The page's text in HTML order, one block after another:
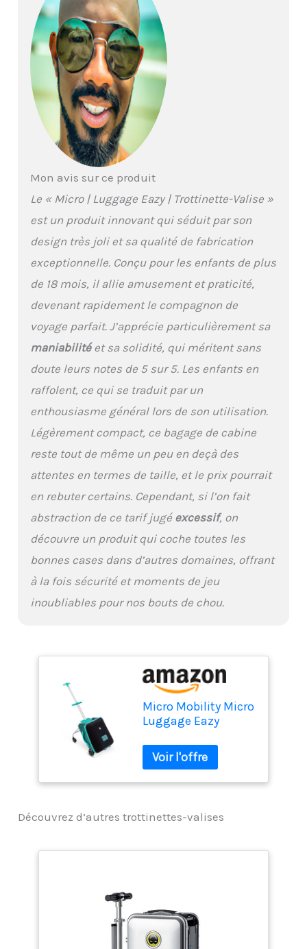
Mon avis sur ce produit
Le « Micro | Luggage Eazy | Trottinette-Valise »
est un produit innovant qui séduit par son
design très joli et sa qualité de fabrication
exceptionnelle. Conçu pour les enfants de plus
de 18 mois, il allie amusement et praticité,
devenant rapidement le compagnon de
voyage parfait. J’apprécie particulièrement sa
maniabilitéet sa solidité, qui méritent sans
doute leurs notes de 5 sur 5. Les enfants en
raffolent, ce qui se traduit par un
enthousiasme général lors de son utilisation.
Légèrement compact, ce bagage de cabine
reste tout de même un peu en deçà des
attentes en termes de taille, et le prix pourrait
en rebuter certains. Cependant, si l’on fait
abstraction de ce tarif jugé excessif, on
découvre un produit qui coche toutes les
bonnes cases dans d’autres domaines, offrant
à la fois sécurité et moments de jeu
inoubliables pour nos bouts de chou.
Micro Mobility Micro
Luggage Eazy
Vert
Découvrez d’autres trottinettes-valises